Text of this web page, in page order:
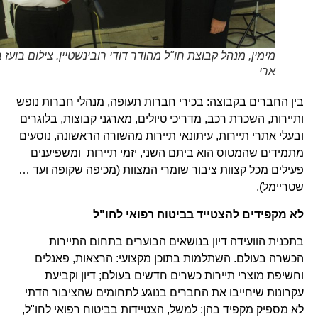
מימין, מנהל קבוצת חו"ל מהודר דודי רובינשטיין. צילום בועז בן
ארי
בין החברים בקבוצה: בכירי חברות תעופה, מנהלי חברות נופש
ותיירות, השכרת רכב, מדריכי טיולים, מארגני קבוצות, בלוגרים
ובעלי אתרי תיירות, עיתונאי תיירות מהשורה הראשונה, נוסעים
מתמידים שהמטוס הוא ביתם השני, יזמי תיירות ומשפיענים
פעילים מכל קצוות ציבור שומרי המצוות (מכיפה שקופה ועד …
שטריימל).
לא מקפידים להצטייד בביטוח רפואי לחו"ל
בתכנית הוועידה דיון בנושאים הבוערים בתחום התיירות
הכשרה בעולם. השתלמות בתוכן מקצועי: הרצאות, פאנלים
וחשיפת מוצרי תיירות כשרים חדשים בעולם; דיון וקביעת
עקרונות שיחייבו את החברים בנוגע לתחומים שהציבור הדתי
לא מספיק מקפיד בהן: למשל, הצטיידות בביטוח רפואי לחו"ל,